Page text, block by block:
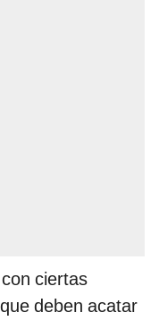
ciertas
deben acatar